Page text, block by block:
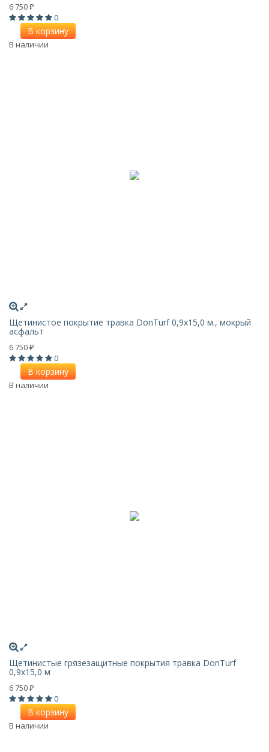
6 750 ₽
0
В корзину
В наличии
Щетинистое покрытие травка DonTurf 0,9x15,0 м., мокрый
асфальт
6 750 ₽
0
В корзину
В наличии
Щетинистые грязезащитные покрытия травка DonTurf
0,9x15,0 м
6 750 ₽
0
В корзину
В наличии